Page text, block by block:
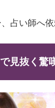
占い師へ
見抜く驚